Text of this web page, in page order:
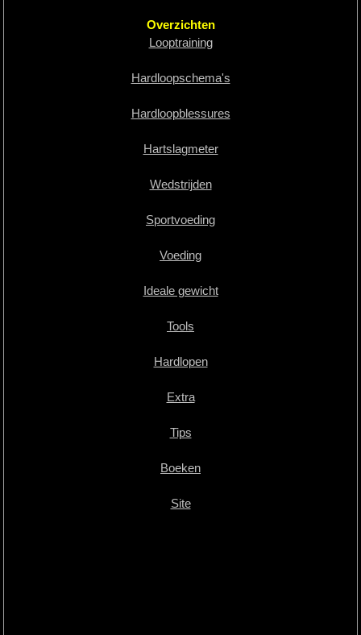
Overzichten
Looptraining
Hardloopschema's
Hardloopblessures
Hartslagmeter
Wedstrijden
Sportvoeding
Voeding
Ideale gewicht
Tools
Hardlopen
Extra
Tips
Boeken
Site